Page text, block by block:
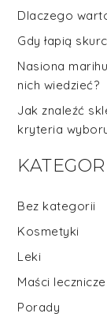
Dlaczego
Gdy łapią
Nasiona
nich wiedzieć?
Jak znaleźć
kryteria
Bez kategorii
Kosmetyki
Leki
Maści lecznicze
Porady